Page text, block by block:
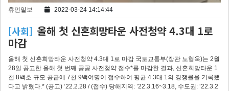
휴먼일보 2022-03-24 14:14:44
[사회] 올해 첫 신혼희망타운 사전청약 4.3대 1로
마감
올해 첫 신혼희망타운 사전청약 4.3대 1로 마감 국토교통부(장관 노형욱)는 2월
28일 공고한 올해 첫 번째 공공 사전청약 접수*를 마감한 결과, 신혼희망타운 1
천 8백호 규모 공급에 7천 9백여명이 접수하여 평균 4.3대 1의 경쟁률을 기록했
다고 밝혔다.* (공고) ‘22.2.28 / (접수) 당해지역: ’22.3.16~3.18, 수도권: ‘22.3.2